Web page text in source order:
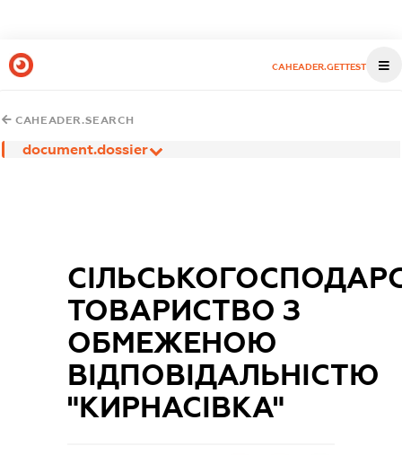
CAHEADER.GETTEST
CAHEADER.SEARCH
document.dossier
ТОВАРИСТВО З
ОБМЕЖЕНОЮ
ВІДПОВІДАЛЬНІСТЮ
"КИРНАСІВКА"